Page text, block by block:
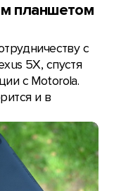
планшетом
с
5Х, спустя
с Motorola.
и в